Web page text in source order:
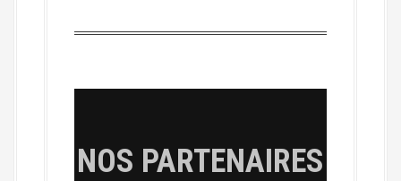
NOS PARTENAIRES